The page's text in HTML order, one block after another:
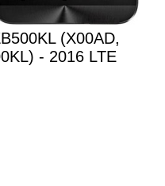
(X00AD,
- 2016 LTE